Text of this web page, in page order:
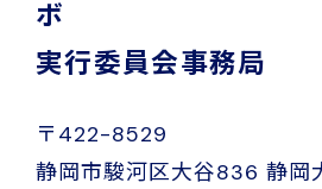
ボ
実行委員会事務局
〒422-8529
静岡市駿河区大谷836 静岡